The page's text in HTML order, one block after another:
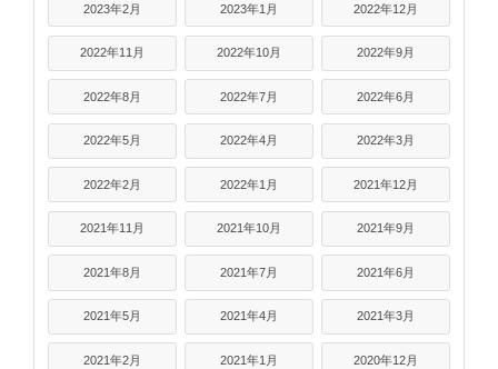
2023年2月 2023年1月 2022年12月
2022年11月 2022年10月 2022年9月
2022年8月 2022年7月 2022年6月
2022年5月 2022年4月 2022年3月
2022年2月 2022年1月 2021年12月
2021年11月 2021年10月 2021年9月
2021年8月 2021年7月 2021年6月
2021年5月 2021年4月 2021年3月
2021年2月 2021年1月 2020年12月